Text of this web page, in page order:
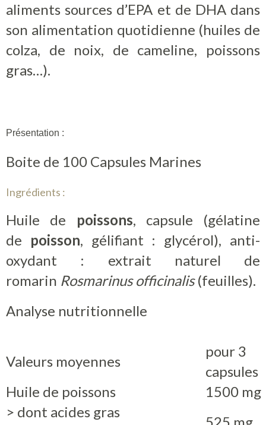
aliments sources d’EPA et de DHA dans
son alimentation quotidienne (huiles de
colza, de noix, de cameline, poissons
gras…).
Présentation :
Boite de 100 Capsules Marines
Ingrédients :
Huile de poissons, capsule (gélatine
de poisson, gélifiant : glycérol), anti-
oxydant : extrait naturel de
romarin Rosmarinus officinalis(feuilles).
Analyse nutritionnelle
Valeurs moyennes
pour 3
capsules
Huile de poissons
1500 mg
> dont acides gras